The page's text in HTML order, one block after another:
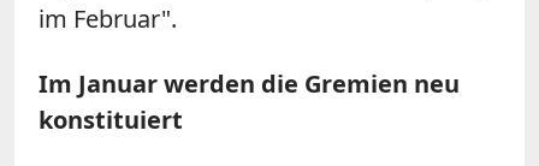
im Februar".
Im Januar werden die Gremien neu
konstituiert